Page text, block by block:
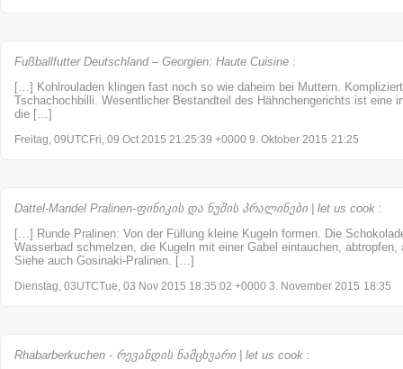
Fußballfutter Deutschland – Georgien: Haute Cuisine :
[…] Kohlrouladen klingen fast noch so wie daheim bei Muttern.
Tschachochbilli. Wesentlicher Bestandteil des Hähnchengerichts ist eine
die […]
Freitag, 09UTCFri, 09 Oct 2015 21:25:39 +0000 9. Oktober 2015 21:25
Dattel-Mandel Pralinen-ფინიკის და ნუშის პრალინები | let us cook :
[…] Runde Pralinen: Von der Füllung kleine Kugeln formen. Die
Wasserbad schmelzen, die Kugeln mit einer Gabel eintauchen,
Siehe auch Gosinaki-Pralinen. […]
Dienstag, 03UTCTue, 03 Nov 2015 18:35:02 +0000 3. November 2015 18:35
Rhabarberkuchen - რევანდის ნამცხვარი | let us cook :